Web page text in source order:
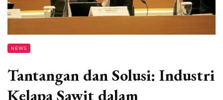
NEWS
Tantangan dan Solusi: Industri
Kelapa Sawit dalam